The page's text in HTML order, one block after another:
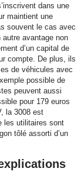
dans une
maintient une
souvent le cas avec
avantage non
d’un capital de
compte. De plus, ils
de véhicules avec
possible de
peuvent aussi
pour 179 euros
la 3008 est
les utilitaires sont
tôlé assorti d’un